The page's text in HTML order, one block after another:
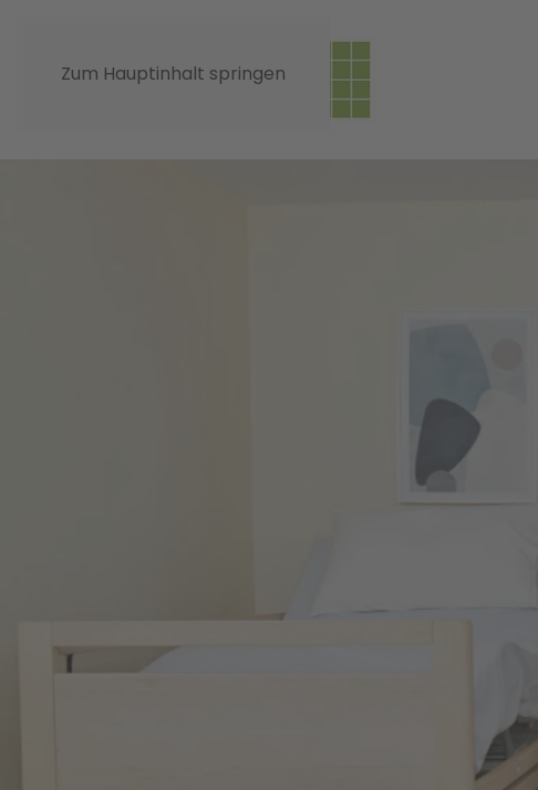
Zum Hauptinhalt springen